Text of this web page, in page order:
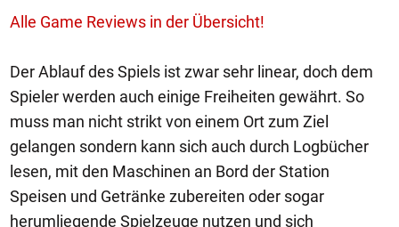
Alle Game Reviews in der Übersicht!
Der Ablauf des Spiels ist zwar sehr linear, doch dem
Spieler werden auch einige Freiheiten gewährt. So
muss man nicht strikt von einem Ort zum Ziel
gelangen sondern kann sich auch durch Logbücher
lesen, mit den Maschinen an Bord der Station
Speisen und Getränke zubereiten oder sogar
herumliegende Spielzeuge nutzen und sich